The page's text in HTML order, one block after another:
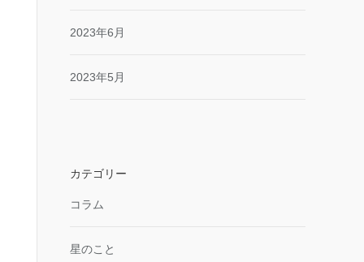
2023年6月
2023年5月
カテゴリー
コラム
星のこと